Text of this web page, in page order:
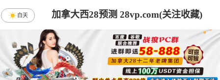
加拿大西28预测 28vp.com(关注收藏)
白天